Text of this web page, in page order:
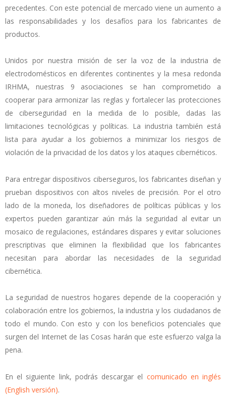
precedentes. Con este potencial de mercado viene un aumento a
las responsabilidades y los desafíos para los fabricantes de
productos.
Unidos por nuestra misión de ser la voz de la industria de
electrodomésticos en diferentes continentes y la mesa redonda
IRHMA, nuestras 9 asociaciones se han comprometido a
cooperar para armonizar las reglas y fortalecer las protecciones
de ciberseguridad en la medida de lo posible, dadas las
limitaciones tecnológicas y políticas. La industria también está
lista para ayudar a los gobiernos a minimizar los riesgos de
violación de la privacidad de los datos y los ataques cibernéticos.
Para entregar dispositivos ciberseguros, los fabricantes diseñan y
prueban dispositivos con altos niveles de precisión. Por el otro
lado de la moneda, los diseñadores de políticas públicas y los
expertos pueden garantizar aún más la seguridad al evitar un
mosaico de regulaciones, estándares dispares y evitar soluciones
prescriptivas que eliminen la flexibilidad que los fabricantes
necesitan para abordar las necesidades de la seguridad
cibernética.
La seguridad de nuestros hogares depende de la cooperación y
colaboración entre los gobiernos, la industria y los ciudadanos de
todo el mundo. Con esto y con los beneficios potenciales que
surgen del Internet de las Cosas harán que este esfuerzo valga la
pena.
En el siguiente link, podrás descargar el comunicado en inglés
(English versión).